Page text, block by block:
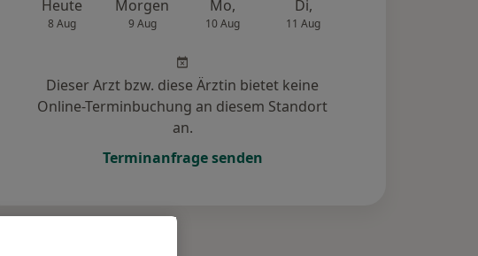
Heute
8 Aug
Morgen
9 Aug
Mo,
10 Aug
Di,
11 Aug
Dieser Arzt bzw. diese Ärztin bietet keine
Online-Terminbuchung an diesem Standort
an.
Terminanfrage senden